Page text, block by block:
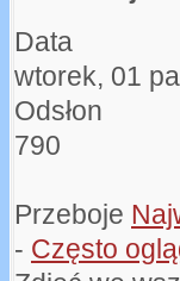
Data
wtorek, 01
Odsłon
790
Przeboje
- Często